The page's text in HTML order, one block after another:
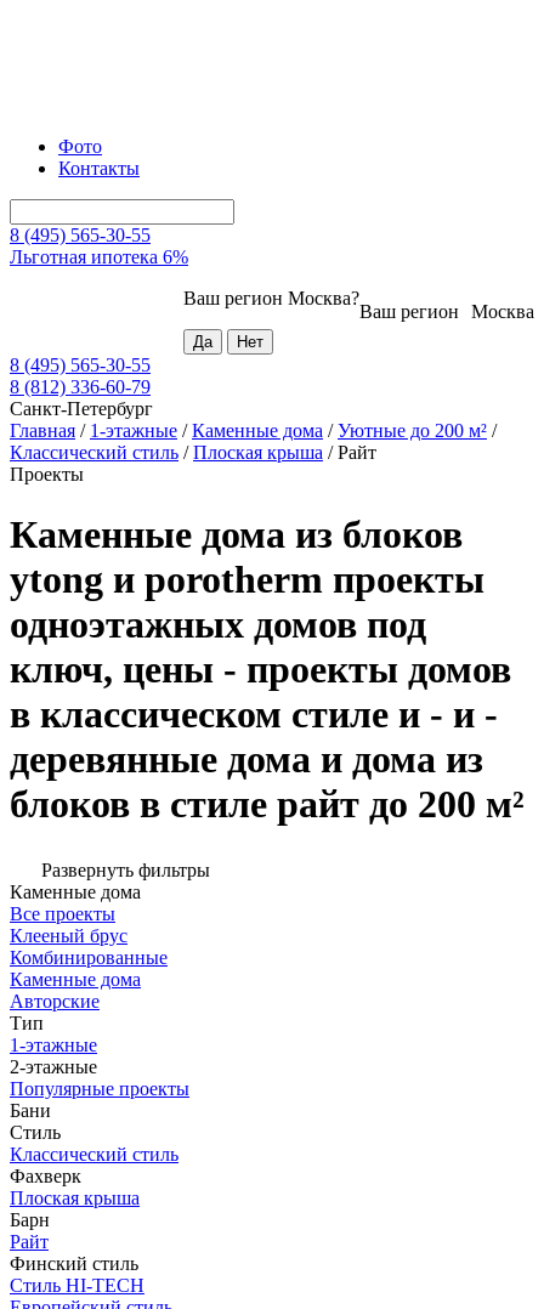
Фото
Контакты
8 (495) 565-30-55
Льготная ипотека 6%
Москва
Ваш регион
Ваш регион Москва?
8 (495) 565-30-55
8 (812) 336-60-79
Санкт-Петербург
Главная / 1-этажные /Каменные дома /Уютные до 200 м² /
Классический стиль /Плоская крыша /Райт
Проекты
Каменные дома из блоков
ytong и porotherm проекты
одноэтажных домов под
ключ, цены - проекты домов
в классическом стиле и - и -
деревянные дома и дома из
блоков в стиле райт до 200 м²
Развернуть фильтры
Каменные дома
Все проекты
Клееный брус
Комбинированные
Каменные дома
Авторские
Тип
1-этажные
2-этажные
Популярные проекты
Бани
Стиль
Классический стиль
Фахверк
Плоская крыша
Барн
Райт
Финский стиль
Стиль HI-TECH